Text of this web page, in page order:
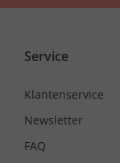
Service
Klantenservice
Newsletter
FAQ